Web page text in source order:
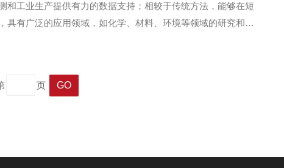
工业生产提供有力的数据支持；相较于传统方法，能够在短
有广泛的应用领域，如化学、材料、环境等领域的研究和生
页